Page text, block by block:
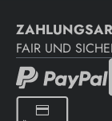
FAIR UND